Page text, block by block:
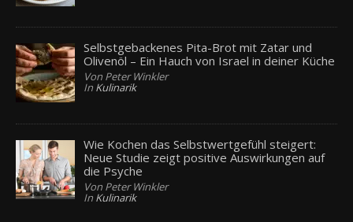
Selbstgebackenes Pita-Brot mit Zatar und
Olivenöl – Ein Hauch von Israel in deiner Küche
Von Peter Winkler
In Kulinarik
Wie Kochen das Selbstwertgefühl steigert:
Neue Studie zeigt positive Auswirkungen auf
die Psyche
Von Peter Winkler
In Kulinarik